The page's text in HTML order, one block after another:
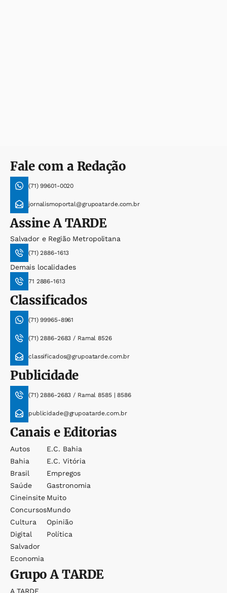
Fale com a Redação
(71) 99601-0020
jornalismoportal@grupoatarde.com.br
AssineA TARDE
Salvador e Região Metropolitana
(71) 2886-1613
Demais localidades
71 2886-1613
Classificados
(71) 99965-8961
(71) 2886-2683 / Ramal 8526
classificados@grupoatarde.com.br
Publicidade
(71) 2886-2683 / Ramal 8585 | 8586
publicidade@grupoatarde.com.br
Canais e Editorias
Autos
Bahia
Brasil
Saúde
Cineinsite
Concursos
Cultura
Digital
Salvador
Economia
E.c. Bahia
E.c. Vitória
Empregos
Gastronomia
Muito
Mundo
Opinião
Política
GrupoA TARDE
A TARDE